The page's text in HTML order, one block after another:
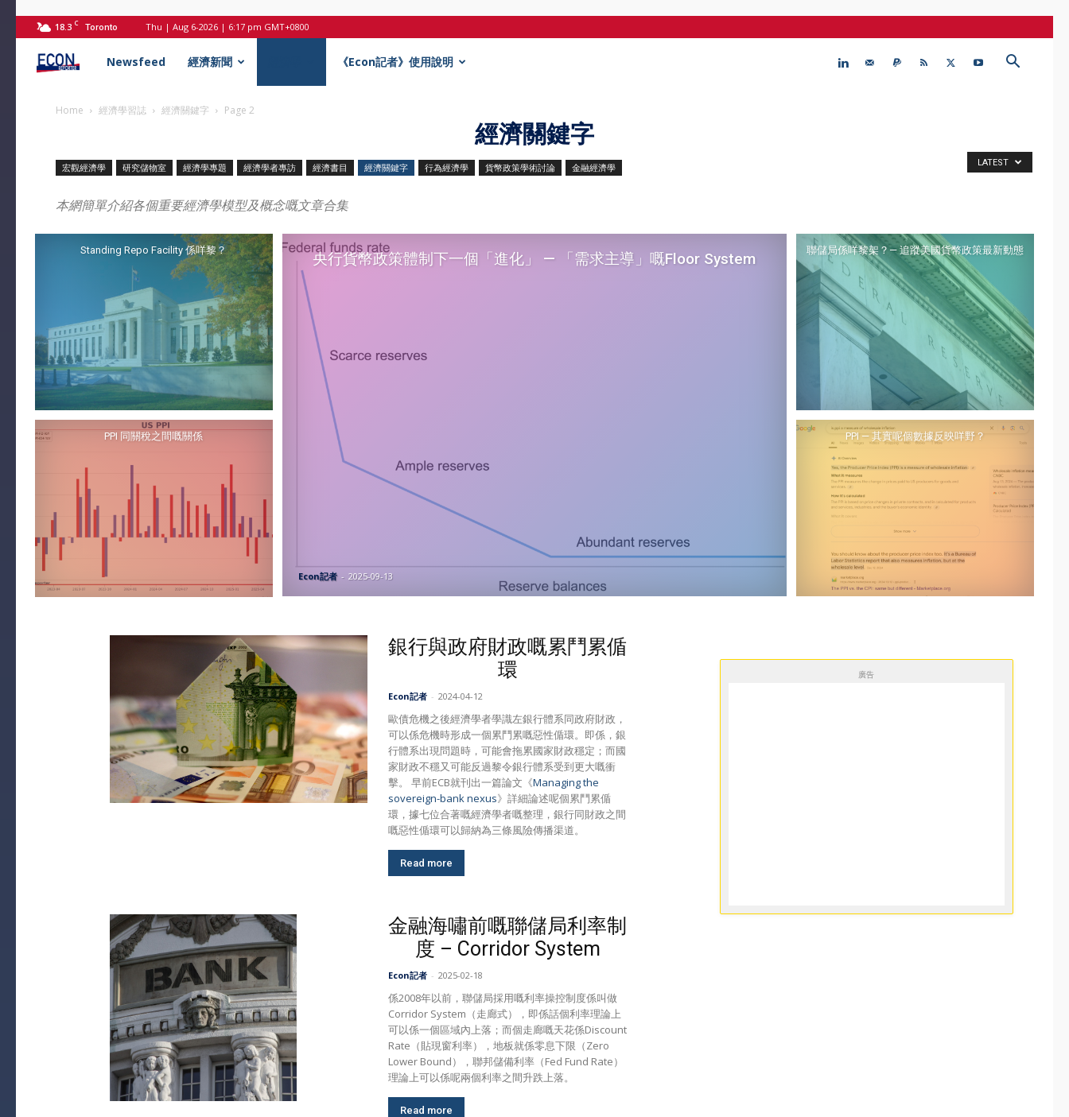
18.3 C Toronto Thu | Aug 6-2026 | 6:17 pm GMT+0800
Econ
記
者
Newsfeed 經濟新聞 《Econ記者》使用說明
Home 經濟學習誌 經濟關鍵字 Page 2
經濟關鍵字
宏觀經濟學 研究儲物室 經濟學專題 經濟學者專訪 經濟書目 經濟關鍵字 行為經濟學 貨幣政策學術討論 金融經濟學
本網簡單介紹各個重要經濟學模型及概念嘅文章合集
LATEST
Standing Repo Facility 係咩黎？
PPI 同關稅之間嘅關係
央行貨幣政策體制下一個「進化」 — 「需求主導」嘅Floor System
Econ記者 - 2025-09-13
聯儲局係咩黎架？— 追蹤美國貨幣政策最新動態
PPI — 其實呢個數據反映咩野？
銀行與政府財政嘅累鬥累偱
環
Econ記者 - 2024-04-12
歐債危機之後經濟學者學識左銀行體系同政府財政，
可以係危機時形成一個累鬥累嘅惡性偱環。即係，銀
行體系出現問題時，可能會拖累國家財政穩定；而國
家財政不穩又可能反過黎令銀行體系受到更大嘅衝
擊。 早前ECB就刊出一篇論文《Managing the
sovereign-bank nexus》詳細論述呢個累鬥累偱
環，據七位合著嘅經濟學者嘅整理，銀行同財政之間
嘅惡性偱環可以歸納為三條風險傳播渠道。
Read more
金融海嘯前嘅聯儲局利率制
度 – Corridor System
Econ記者 - 2025-02-18
係2008年以前，聯儲局採用嘅利率操控制度係叫做
Corridor System（走廊式），即係話個利率理論上
可以係一個區域內上落；而個走廊嘅天花係Discount
Rate（貼現窗利率），地板就係零息下限（Zero
Lower Bound），聯邦儲備利率（Fed Fund Rate）
理論上可以係呢兩個利率之間升跌上落。
Read more
廣告